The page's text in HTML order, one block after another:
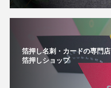
箔押し名刺・カードの専門店
箔押しショップ